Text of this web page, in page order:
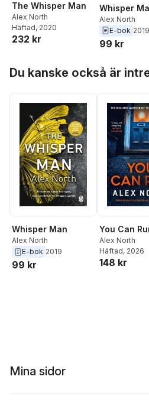
The Whisper Man
Alex North
Häftad, 2020
232 kr
Whisper
Alex North
E-bok 2019
99 kr
Du kanske också är
Whisper Man
Alex North
E-bok 2019
99 kr
You Can
Alex North
Häftad, 2026
148 kr
Mina sidor